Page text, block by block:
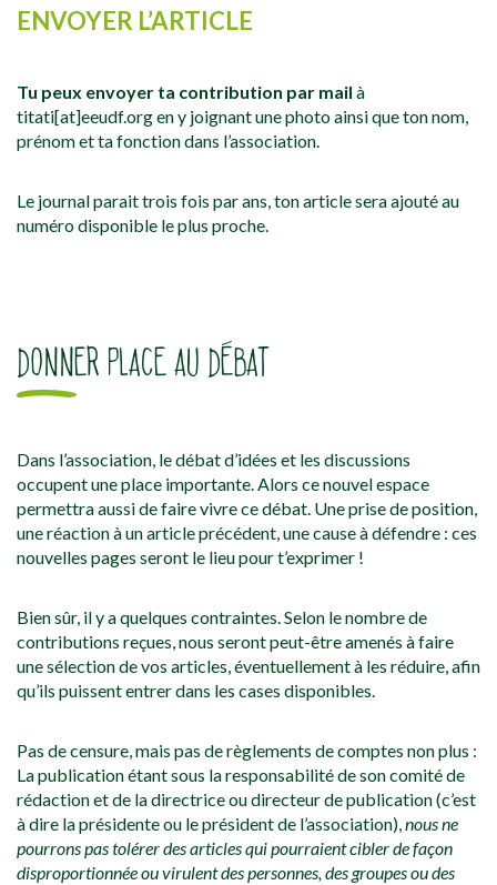
ENVOYER L’ARTICLE
Tu peux envoyer ta contribution par mail à
titati[at]eeudf.org en y joignant une photo ainsi que ton nom,
prénom et ta fonction dans l’association.
Le journal parait trois fois par ans, ton article sera ajouté au
numéro disponible le plus proche.
DONNER PLACE AU DÉBAT
Dans l’association, le débat d’idées et les discussions
occupent une place importante. Alors ce nouvel espace
permettra aussi de faire vivre ce débat. Une prise de position,
une réaction à un article précédent, une cause à défendre : ces
nouvelles pages seront le lieu pour t’exprimer !
Bien sûr, il y a quelques contraintes. Selon le nombre de
contributions reçues, nous seront peut-être amenés à faire
une sélection de vos articles, éventuellement à les réduire, afin
qu’ils puissent entrer dans les cases disponibles.
Pas de censure, mais pas de règlements de comptes non plus :
La publication étant sous la responsabilité de son comité de
rédaction et de la directrice ou directeur de publication (c’est
à dire la présidente ou le président de l’association),nous ne
pourrons pas tolérer des articles qui pourraient cibler de façon
disproportionnée ou virulent des personnes, des groupes ou des